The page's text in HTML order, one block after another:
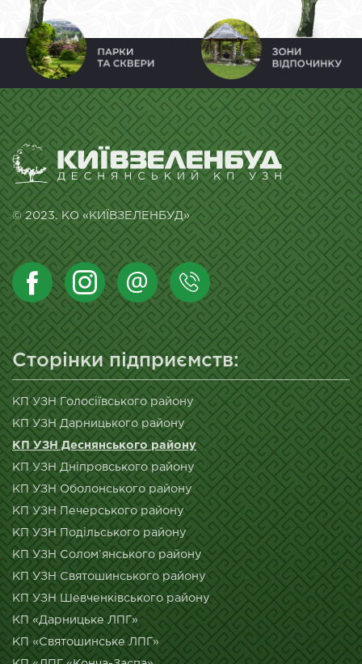
© 2023. КО «КИЇВЗЕЛЕНБУД»
Сторінки підприємств:
КП УЗН Голосіївського району
КП УЗН Дарницького району
КП УЗН Деснянського району
КП УЗН Дніпровського району
КП УЗН Оболонського району
КП УЗН Печерського району
КП УЗН Подільського району
КП УЗН Солом’янського району
КП УЗН Святошинського району
КП УЗН Шевченківського району
КП «Дарницьке ЛПГ»
КП «Святошинське ЛПГ»